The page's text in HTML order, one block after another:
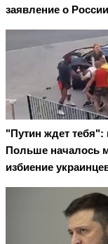
заявление о России
"Путин ждет тебя":
Польше началось
избиение